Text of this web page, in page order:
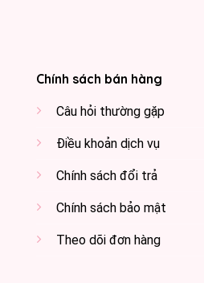
Chính sách bán hàng
Câu hỏi thường gặp
Điều khoản dịch vụ
Chính sách đổi trả
Chính sách bảo mật
Theo dõi đơn hàng